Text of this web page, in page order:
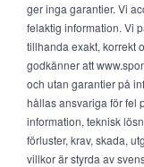
ger inga garantier. Vi
felaktig information. Vi
tillhanda exakt, korrekt
godkänner att
och utan garantier på
hållas ansvariga för fel
information, teknisk
förluster, krav, skada,
villkor är styrda av